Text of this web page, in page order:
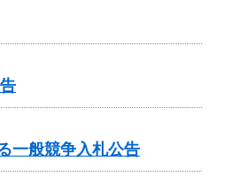
一般競争入札公告